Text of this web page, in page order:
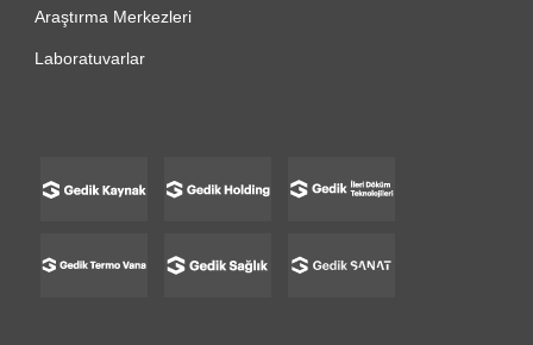
Araştırma Merkezleri
Laboratuvarlar